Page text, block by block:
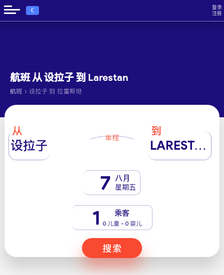
€
登录
注册
航班 从 设拉子 到 Larestan
航班 › 设拉子 到 拉雷斯坦
从
设拉子 单程
到
LARESTAN
7 八月
星期五
1 乘客
0 儿童 - 0 婴儿
搜索